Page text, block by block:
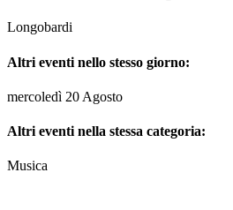
Longobardi
Altri eventi nello stesso giorno:
mercoledì 20 Agosto
Altri eventi nella stessa categoria:
Musica